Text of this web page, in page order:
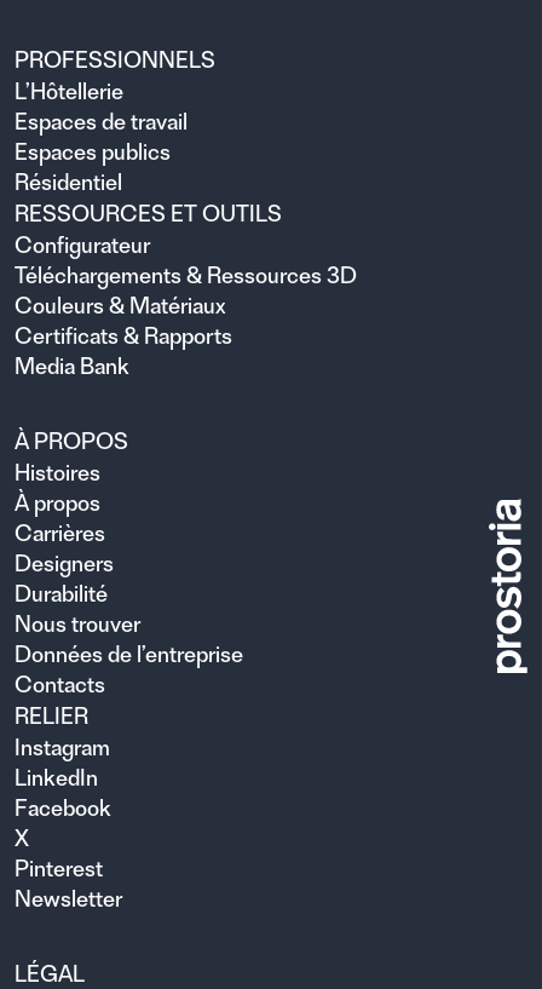
PROFESSIONNELS
L’Hôtellerie
Espaces de travail
Espaces publics
Résidentiel
RESSOURCES ET OUTILS
Configurateur
Téléchargements & Ressources 3D
Couleurs & Matériaux
Certificats & Rapports
Media Bank
À PROPOS
Histoires
À propos
Carrières
Designers
Durabilité
Nous trouver
Données de l’entreprise
Contacts
RELIER
Instagram
LinkedIn
Facebook
X
Pinterest
Newsletter
LÉGAL